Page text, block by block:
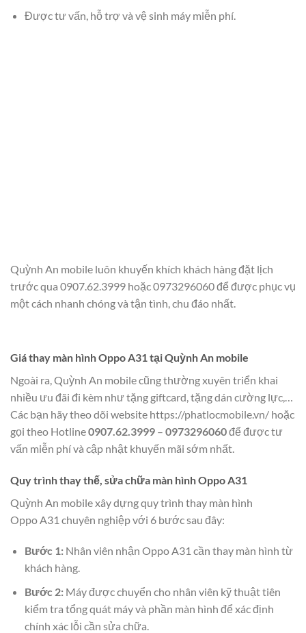
Được tư vấn, hỗ trợ và vệ sinh máy miễn phí.
Quỳnh An mobile luôn khuyến khích khách hàng đặt lịch
trước qua 0907.62.3999 hoặc 0973296060 để được phục vụ
một cách nhanh chóng và tận tình, chu đáo nhất.
Giá thay màn hình Oppo A31 tại Quỳnh An mobile
Ngoài ra, Quỳnh An mobile cũng thường xuyên triển khai
nhiều ưu đãi đi kèm như tặng giftcard, tặng dán cường lực,…
Các bạn hãy theo dõi website https://phatlocmobile.vn/ hoặc
gọi theo Hotline0907.62.3999 – 0973296060để được tư
vấn miễn phí và cập nhật khuyến mãi sớm nhất.
Quy trình thay thế, sửa chữa màn hình Oppo A31
Quỳnh An mobile xây dựng quy trình thay màn hình
Oppo A31 chuyên nghiệp với 6 bước sau đây:
Bước 1: Nhân viên nhận Oppo A31 cần thay màn hình từ
khách hàng.
Bước 2:Máy được chuyển cho nhân viên kỹ thuật tiên
kiểm tra tổng quát máy và phần màn hình để xác định
chính xác lỗi cần sửa chữa.